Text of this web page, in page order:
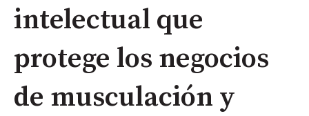
intelectual que
protege los negocios
de musculación y